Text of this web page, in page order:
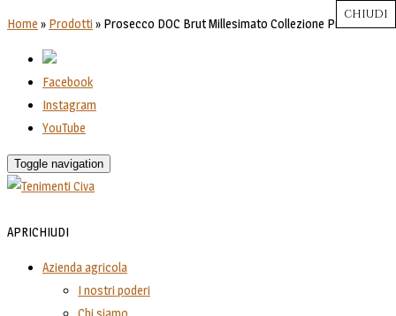
Home » Prodotti » Prosecco DOC Brut Millesimato Collezione Privata
Facebook
Instagram
YouTube
Toggle navigation
APRICHIUDI
Azienda agricola
I nostri poderi
Chi siamo
Close
Close
Close
Close
CHIUDI
CHIUDI
CHIUDI
CHIUDI
CHIUDI